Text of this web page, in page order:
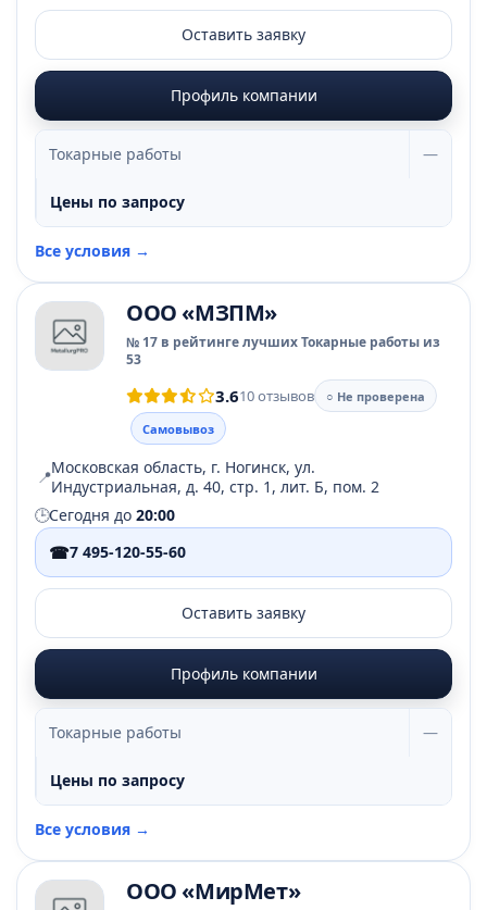
Оставить заявку
Профиль компании
Токарные работы —
Цены по запросу
Все условия →
ООО «МЗПМ»
№ 17 в рейтинге лучших Токарные работы из
53
3.610 отзывов
○ Не проверена
Самовывоз
📍Московская область, г. Ногинск, ул.
Индустриальная, д. 40, стр. 1, лит. Б, пом. 2
🕒Сегодня до 20:00
☎7 495-120-55-60
Оставить заявку
Профиль компании
Токарные работы —
Цены по запросу
Все условия →
ООО «МирМет»